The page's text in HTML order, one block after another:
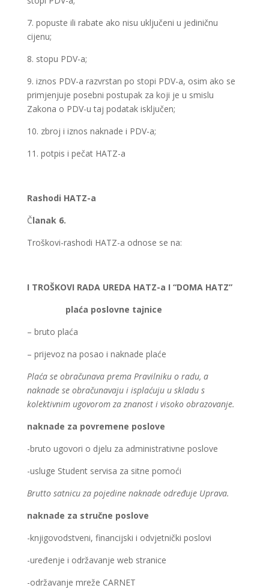
7. popuste ili rabate ako nisu uključeni u jediničnu
cijenu;
8. stopu PDV-a;
9. iznos PDV-a razvrstan po stopi PDV-a, osim ako se
primjenjuje posebni postupak za koji je u smislu
Zakona o PDV-u taj podatak isključen;
10. zbroj i iznos naknade i PDV-a;
11. potpis i pečat HATZ-a
Rashodi HATZ-a
Članak 6.
Troškovi-rashodi HATZ-a odnose se na:
I TROŠKOVI RADA UREDA HATZ-a I “DOMA HATZ”
plaća poslovne tajnice
– bruto plaća
– prijevoz na posao i naknade plaće
Plaća se obračunava prema Pravilniku o radu, a
naknade se obračunavaju i isplaćuju u skladu s
kolektivnim ugovorom za znanost i visoko obrazovanje.
naknade za povremene poslove
-bruto ugovori o djelu za administrativne poslove
-usluge Student servisa za sitne pomoći
Brutto satnicu za pojedine naknade određuje Uprava.
naknade za stručne poslove
-knjigovodstveni, financijski i odvjetnički poslovi
-uređenje i održavanje web stranice
-održavanje mreže CARNET